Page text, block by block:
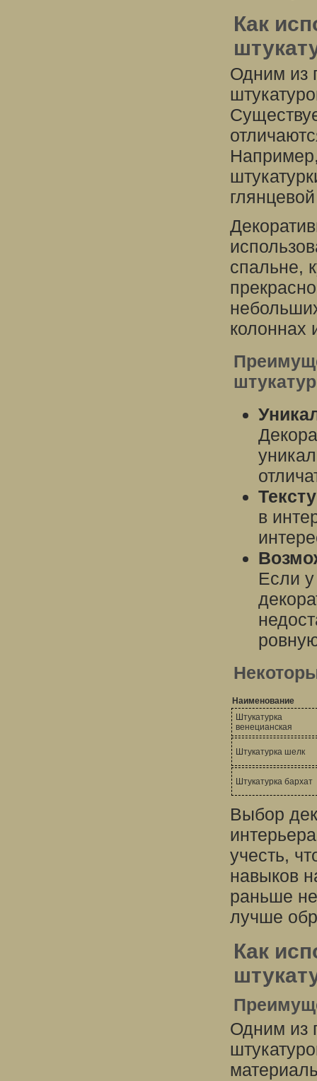
Как
Одним из
спальне,
колоннах
в
Если
Наименование
Штукатурка
венецианская
Штукатурка шелк
Штукатурка бархат
Выбор
учесть,
навыков
раньше
лучше
Как
Одним из